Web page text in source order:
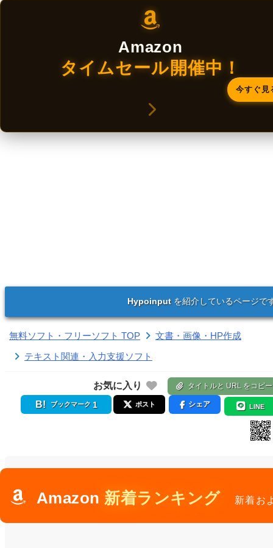
Amazon
タイムセール開催中！
今すぐ見
Hypoinputを紹介しているページで
無料ソフト・フリーソフト TOP
文書・画像・HP作成
テキスト関連・入力支援ソフト
お気に入り タイトルと URL をコピー
ブックマーク 1 ポスト シェア LINE
Amazon 新着ランキング 新着お